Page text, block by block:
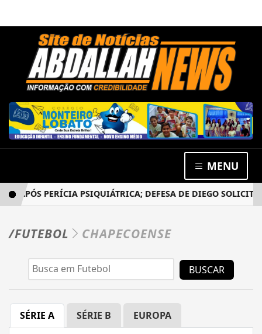
MENU
APÓS PERÍCIA PSIQUIÁTRICA; DEFESA DE DIEGO SOLICITA
/FUTEBOL CHAPECOENSE
BUSCAR
SÉRIE A SÉRIE B EUROPA